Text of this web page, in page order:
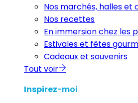
Nos marchés, halles et
Nos recettes
En immersion chez les
Estivales et fêtes
Cadeaux et souvenirs
Tout voir
Inspirez-moi